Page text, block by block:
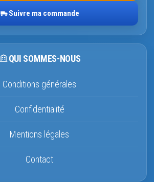
Suivre ma commande
QUI SOMMES-NOUS
Conditions générales
Confidentialité
Mentions légales
Contact